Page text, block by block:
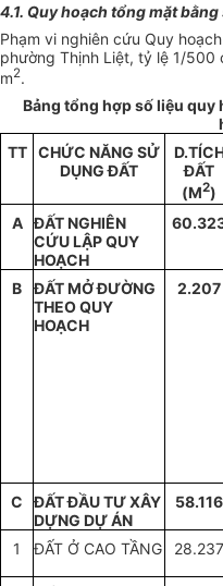
4.1. Quy hoạch tổng mặt
Phạm vi nghiên cứu Quy
phường Thịnh Liệt, tỷ lệ 1/
m2.
Bảng tổng hợp số liệu
TT
CHỨC NĂNG SỬ
DỤNG ĐẤT
ĐẤT
(M2)
A
ĐẤT NGHIÊN
CỨU LẬP QUY
HOẠCH
B
ĐẤT MỞ ĐƯỜNG
THEO QUY
HOẠCH
2.207
C
ĐẤT ĐẦU TƯ XÂY
DỰNG DỰ ÁN
58.116
1 ĐẤT Ở CAO TẦNG 28.237